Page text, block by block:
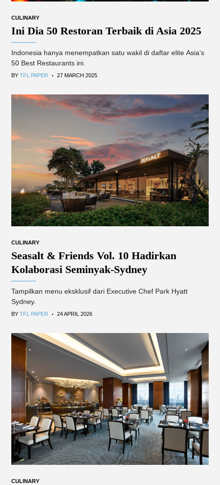
CULINARY
Ini Dia 50 Restoran Terbaik di Asia 2025
Indonesia hanya menempatkan satu wakil di daftar elite Asia’s
50 Best Restaurants ini.
BY TFL PAPER . 27 MARCH 2025
CULINARY
Seasalt & Friends Vol. 10 Hadirkan
Kolaborasi Seminyak-Sydney
Tampilkan menu eksklusif dari Executive Chef Park Hyatt
Sydney.
BY TFL PAPER . 24 APRIL 2026
CULINARY